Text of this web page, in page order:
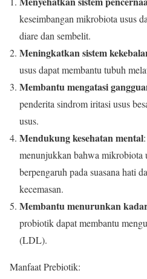
keseimbangan mikrobiota usus
diare dan sembelit.
Meningkatkan sistem
usus dapat membantu tubuh
Membantu mengatasi
penderita sindrom iritasi usus
usus.
Mendukung kesehatan mental
menunjukkan bahwa mikrobiota
berpengaruh pada suasana hati
kecemasan.
Membantu menurunkan
probiotik dapat membantu
(LDL).
Manfaat Prebiotik: